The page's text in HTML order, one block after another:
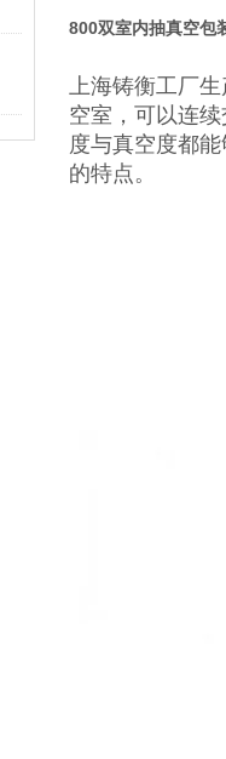
800双室内抽真空包
上海铸衡工厂
空室，可以连
度与真空度都
的特点。